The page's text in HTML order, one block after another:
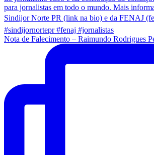
Nota de Falecimento – Raimundo Rodrigues